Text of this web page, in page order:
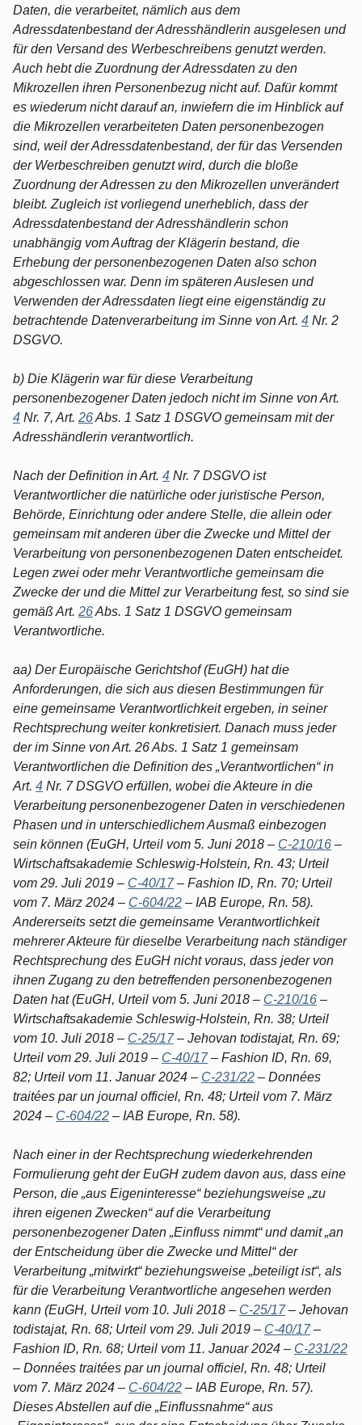
Daten, die verarbeitet, nämlich aus dem
Adressdatenbestand der Adresshändlerin ausgelesen und
für den Versand des Werbeschreibens genutzt werden.
Auch hebt die Zuordnung der Adressdaten zu den
Mikrozellen ihren Personenbezug nicht auf. Dafür kommt
es wiederum nicht darauf an, inwiefern die im Hinblick auf
die Mikrozellen verarbeiteten Daten personenbezogen
sind, weil der Adressdatenbestand, der für das Versenden
der Werbeschreiben genutzt wird, durch die bloße
Zuordnung der Adressen zu den Mikrozellen unverändert
bleibt. Zugleich ist vorliegend unerheblich, dass der
Adressdatenbestand der Adresshändlerin schon
unabhängig vom Auftrag der Klägerin bestand, die
Erhebung der personenbezogenen Daten also schon
abgeschlossen war. Denn im späteren Auslesen und
Verwenden der Adressdaten liegt eine eigenständig zu
betrachtende Datenverarbeitung im Sinne von Art. 4 Nr. 2
DSGVO.
b) Die Klägerin war für diese Verarbeitung
personenbezogener Daten jedoch nicht im Sinne von Art.
4 Nr. 7, Art. 26Abs. 1 Satz 1 DSGVO gemeinsam mit der
Adresshändlerin verantwortlich.
Nach der Definition in Art. 4 Nr. 7 DSGVO ist
Verantwortlicher die natürliche oder juristische Person,
Behörde, Einrichtung oder andere Stelle, die allein oder
gemeinsam mit anderen über die Zwecke und Mittel der
Verarbeitung von personenbezogenen Daten entscheidet.
Legen zwei oder mehr Verantwortliche gemeinsam die
Zwecke der und die Mittel zur Verarbeitung fest, so sind sie
gemäß Art. 26Abs. 1 Satz 1 DSGVO gemeinsam
Verantwortliche.
aa) Der Europäische Gerichtshof (EuGH) hat die
Anforderungen, die sich aus diesen Bestimmungen für
eine gemeinsame Verantwortlichkeit ergeben, in seiner
Rechtsprechung weiter konkretisiert. Danach muss jeder
der im Sinne von Art. 26 Abs. 1 Satz 1 gemeinsam
Verantwortlichen die Definition des „Verantwortlichen“ in
Art. 4 Nr. 7 DSGVO erfüllen, wobei die Akteure in die
Verarbeitung personenbezogener Daten in verschiedenen
Phasen und in unterschiedlichem Ausmaß einbezogen
sein können (EuGH, Urteil vom 5. Juni 2018 – C-210/16 –
Wirtschaftsakademie Schleswig-Holstein, Rn. 43; Urteil
vom 29. Juli 2019 – C-40/17– Fashion ID, Rn. 70; Urteil
vom 7. März 2024 – C-604/22 – IAB Europe, Rn. 58).
Andererseits setzt die gemeinsame Verantwortlichkeit
mehrerer Akteure für dieselbe Verarbeitung nach ständiger
Rechtsprechung des EuGH nicht voraus, dass jeder von
ihnen Zugang zu den betreffenden personenbezogenen
Daten hat (EuGH, Urteil vom 5. Juni 2018 – C-210/16 –
Wirtschaftsakademie Schleswig-Holstein, Rn. 38; Urteil
vom 10. Juli 2018 – C-25/17– Jehovan todistajat, Rn. 69;
Urteil vom 29. Juli 2019 – C-40/17– Fashion ID, Rn. 69,
82; Urteil vom 11. Januar 2024 – C-231/22 – Données
traitées par un journal officiel, Rn. 48; Urteil vom 7. März
2024 – C-604/22 – IAB Europe, Rn. 58).
Nach einer in der Rechtsprechung wiederkehrenden
Formulierung geht der EuGH zudem davon aus, dass eine
Person, die „aus Eigeninteresse“ beziehungsweise „zu
ihren eigenen Zwecken“ auf die Verarbeitung
personenbezogener Daten „Einfluss nimmt“ und damit „an
der Entscheidung über die Zwecke und Mittel“ der
Verarbeitung „mitwirkt“ beziehungsweise „beteiligt ist“, als
für die Verarbeitung Verantwortliche angesehen werden
kann (EuGH, Urteil vom 10. Juli 2018 – C-25/17– Jehovan
todistajat, Rn. 68; Urteil vom 29. Juli 2019 – C-40/17–
Fashion ID, Rn. 68; Urteil vom 11. Januar 2024 – C-231/22
– Données traitées par un journal officiel, Rn. 48; Urteil
vom 7. März 2024 – C-604/22 – IAB Europe, Rn. 57).
Dieses Abstellen auf die „Einflussnahme“ aus